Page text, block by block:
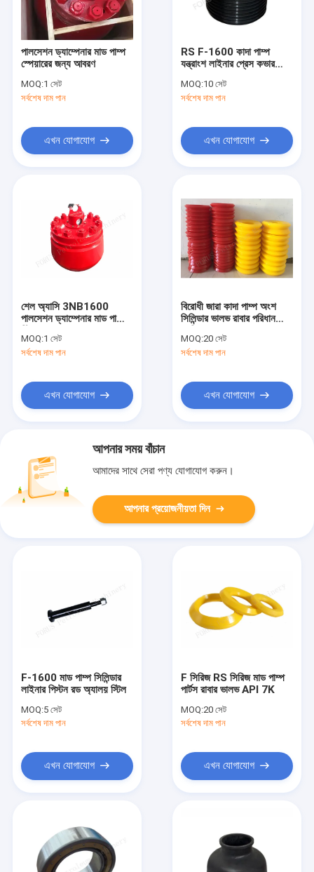
পালসেশন ড্যাম্পেনার মাড পাম্প
স্পেয়ারের জন্য আবরণ
MOQ:1 সেট
সর্বশেষ দাম পান
এখন যোগাযোগ
RS F-1600 কাদা পাম্প
যন্ত্রাংশ লাইনার প্রেস কভার
MOQ:10 সেট
সর্বশেষ দাম পান
এখন যোগাযোগ
শেল অ্যাসি 3NB1600
পালসেশন ড্যাম্পেনার মাড পাম্প
MOQ:1 সেট
সর্বশেষ দাম পান
এখন যোগাযোগ
বিরোধী জারা কাদা পাম্প অংশ
সিলিন্ডার ভালভ রাবার পরিধান
MOQ:20 সেট
সর্বশেষ দাম পান
এখন যোগাযোগ
আপনার সময় বাঁচান
আমাদের সাথে সেরা পণ্য যোগাযোগ করুন।
আপনার প্রয়োজনীয়তা দিন
F-1600 মাড পাম্প সিলিন্ডার
লাইনার পিস্টন রড অ্যালয় স্টিল
MOQ:5 সেট
সর্বশেষ দাম পান
এখন যোগাযোগ
F সিরিজ RS সিরিজ মাড পাম্প
পার্টস রাবার ভালভ API 7K
MOQ:20 সেট
সর্বশেষ দাম পান
এখন যোগাযোগ